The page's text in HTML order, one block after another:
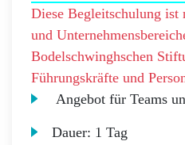
Diese Begleitschulung ist
und
Bodelschwinghschen
Führungskräfte und
Angebot für Teams
Dauer: 1 Tag